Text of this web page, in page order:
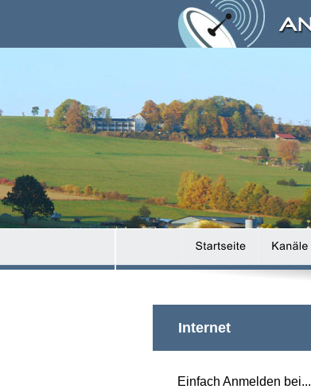
Internet
Einfach Anmelden bei...